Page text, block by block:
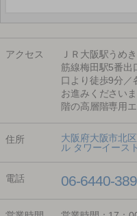
アクセス
ＪＲ大阪駅うめ
筋線梅田駅5番出
口より徒歩9分／
お進みください
階の高層階専用
住所
大阪府大阪市北
ル タワーイース
電話 06-6440-